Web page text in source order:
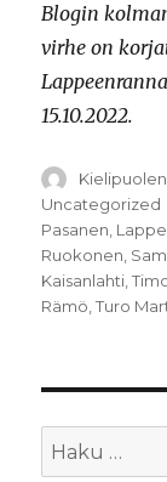
Blogin
virhe on
15.10.2022.
Kirjoittaja
Uncategorized
Pasanen,
Ruokonen,
Kaisanlahti,
Rämö,Turo
Etsi: